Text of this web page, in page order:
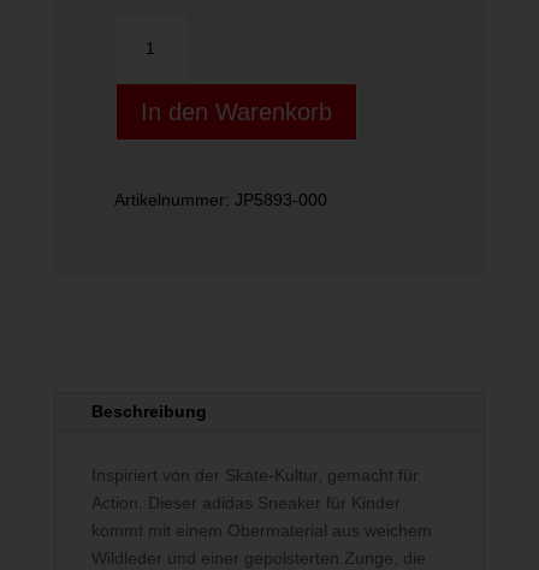
COURT
00s
Menge
In den Warenkorb
Artikelnummer: JP5893-000
Beschreibung
Inspiriert von der Skate-Kultur, gemacht für
Action. Dieser adidas Sneaker für Kinder
kommt mit einem Obermaterial aus weichem
Wildleder und einer gepolsterten Zunge, die